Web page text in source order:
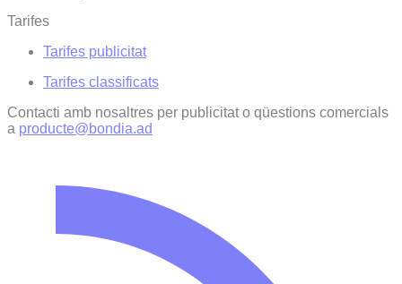
Tarifes
Tarifes publicitat
Tarifes classificats
Contacti amb nosaltres per publicitat o qüestions comercials
a producte@bondia.ad